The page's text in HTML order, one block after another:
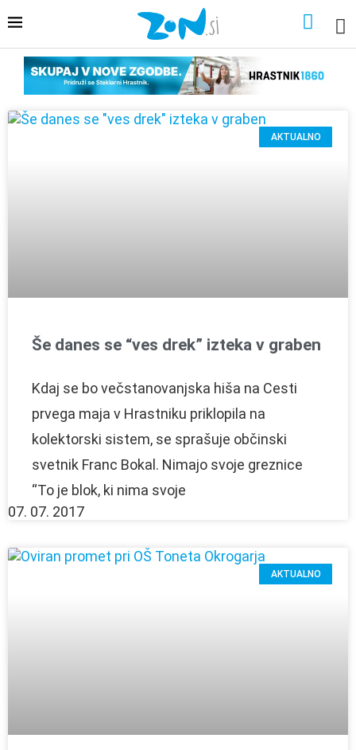
AKTUALNO
Še danes se “ves drek” izteka v graben
Kdaj se bo večstanovanjska hiša na Cesti
prvega maja v Hrastniku priklopila na
kolektorski sistem, se sprašuje občinski
svetnik Franc Bokal. Nimajo svoje greznice
“To je blok, ki nima svoje
07. 07. 2017
AKTUALNO